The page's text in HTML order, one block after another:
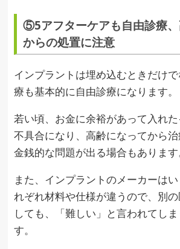
⑤5アフターケアも自由診療
からの処置に注意
インプラントは埋め込むときだけ
療も基本的に自由診療になります。
若い頃、お金に余裕があって入れ
不具合になり、高齢になってから治
金銭的な問題が出る場合もあります
また、インプラントのメーカーは
れぞれ材料や仕様が違うので、別
しても、「難しい」と言われてし
す。